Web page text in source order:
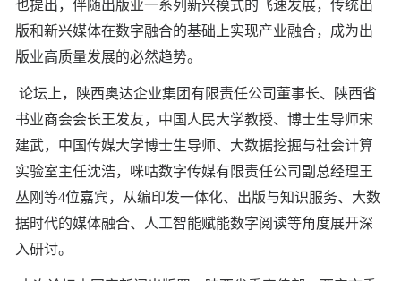
也提出，伴随出版业一系列新兴模式的飞速发展，传统出
版和新兴媒体在数字融合的基础上实现产业融合，成为出
版业高质量发展的必然趋势。
论坛上，陕西奥达企业集团有限责任公司董事长、陕西省
书业商会会长王发友，中国人民大学教授、博士生导师宋
建武，中国传媒大学博士生导师、大数据挖掘与社会计算
实验室主任沈浩，咪咕数字传媒有限责任公司副总经理王
丛刚等4位嘉宾，从编印发一体化、出版与知识服务、大数
据时代的媒体融合、人工智能赋能数字阅读等角度展开深
入研讨。